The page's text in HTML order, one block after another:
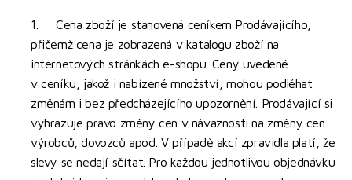
1. Cena zboží je stanovená ceníkem Prodávajícího,
přičemž cena je zobrazená v katalogu zboží na
internetových stránkách e-shopu. Ceny uvedené
v ceníku, jakož i nabízené množství, mohou podléhat
změnám i bez předcházejícího upozornění. Prodávající si
vyhrazuje právo změny cen v návaznosti na změny cen
výrobců, dovozců apod. V případě akcí zpravidla platí, že
slevy se nedají sčítat. Pro každou jednotlivou objednávku